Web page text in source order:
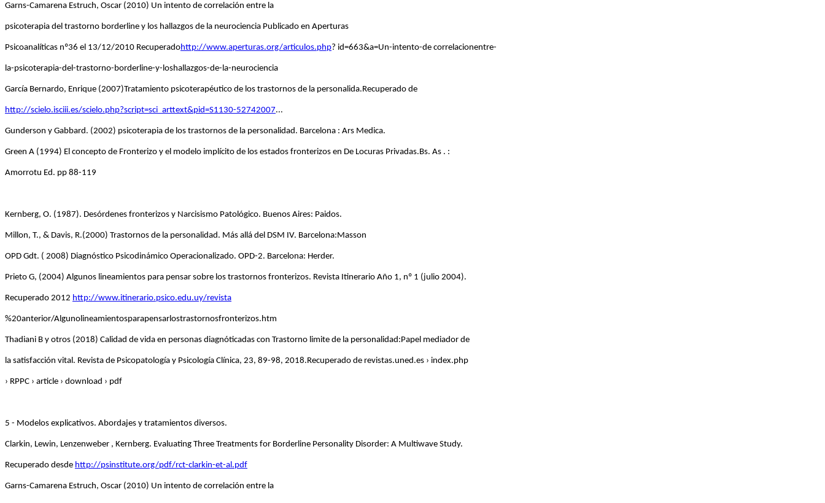
Garns-Camarena Estruch, Oscar (2010) Un intento de correlación entre la
psicoterapia del trastorno borderline y los hallazgos de la neurociencia Publicado en Aperturas
Psicoanalíticas nº36 el 13/12/2010 Recuperadohttp://www.aperturas.org/articulos.php? id=663&a=Un-intento-de correlacionentre-
la-psicoterapia-del-trastorno-borderline-y-loshallazgos-de-la-neurociencia
García Bernardo, Enrique (2007)Tratamiento psicoterapéutico de los trastornos de la personalida.Recuperado de
http://scielo.isciii.es/scielo.php?script=sci_arttext&pid=S1130-52742007...
Gunderson y Gabbard. (2002) psicoterapia de los trastornos de la personalidad. Barcelona : Ars Medica.
Green A (1994) El concepto de Fronterizo y el modelo implícito de los estados fronterizos en De Locuras Privadas.Bs. As . :
Amorrotu Ed. pp 88-119
Kernberg, O. (1987). Desórdenes fronterizos y Narcisismo Patológico. Buenos Aires: Paidos.
Millon, T., & Davis, R.(2000) Trastornos de la personalidad. Más allá del DSM IV. Barcelona:Masson
OPD Gdt. ( 2008) Diagnóstico Psicodinámico Operacionalizado. OPD-2. Barcelona: Herder.
Prieto G, (2004) Algunos lineamientos para pensar sobre los trastornos fronterizos. Revista Itinerario Año 1, nº 1 (julio 2004).
Recuperado 2012 http://www.itinerario.psico.edu.uy/revista
%20anterior/Algunolineamientosparapensarlostrastornosfronterizos.htm
Thadiani B y otros (2018) Calidad de vida en personas diagnóticadas con Trastorno limite de la personalidad:Papel mediador de
la satisfacción vital. Revista de Psicopatología y Psicología Clínica, 23, 89-98, 2018.Recuperado de revistas.uned.es › index.php
› RPPC › article › download › pdf
5 - Modelos explicativos. Abordajes y tratamientos diversos.
Clarkin, Lewin, Lenzenweber , Kernberg. Evaluating Three Treatments for Borderline Personality Disorder: A Multiwave Study.
Recuperado desde http://psinstitute.org/pdf/rct-clarkin-et-al.pdf
Garns-Camarena Estruch, Oscar (2010) Un intento de correlación entre la